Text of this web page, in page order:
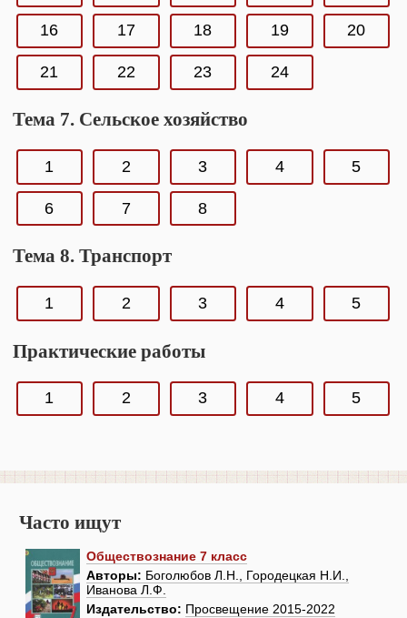
16 17 18 19 20
21 22 23 24
Тема 7. Сельское хозяйство
1 2 3 4 5
6 7 8
Тема 8. Транспорт
1 2 3 4 5
Практические работы
1 2 3 4 5
Часто ищут
Обществознание 7 класс
Авторы: Боголюбов Л.Н., Городецкая Н.И.,
Иванова Л.Ф.
Издательство: Просвещение 2015-2022